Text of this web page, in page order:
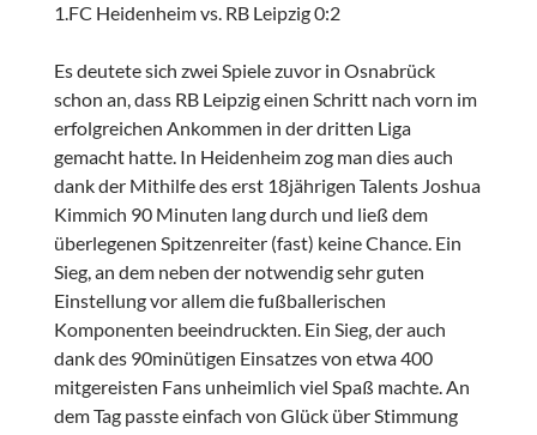
1.FC Heidenheim vs. RB Leipzig 0:2
Es deutete sich zwei Spiele zuvor in Osnabrück
schon an, dass RB Leipzig einen Schritt nach vorn im
erfolgreichen Ankommen in der dritten Liga
gemacht hatte. In Heidenheim zog man dies auch
dank der Mithilfe des erst 18jährigen Talents Joshua
Kimmich 90 Minuten lang durch und ließ dem
überlegenen Spitzenreiter (fast) keine Chance. Ein
Sieg, an dem neben der notwendig sehr guten
Einstellung vor allem die fußballerischen
Komponenten beeindruckten. Ein Sieg, der auch
dank des 90minütigen Einsatzes von etwa 400
mitgereisten Fans unheimlich viel Spaß machte. An
dem Tag passte einfach von Glück über Stimmung